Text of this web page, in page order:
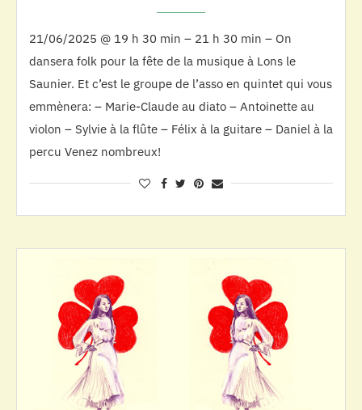
21/06/2025 @ 19 h 30 min – 21 h 30 min – On
dansera folk pour la fête de la musique à Lons le
Saunier. Et c’est le groupe de l’asso en quintet qui vous
emmènera: – Marie-Claude au diato – Antoinette au
violon – Sylvie à la flûte – Félix à la guitare – Daniel à la
percu Venez nombreux!